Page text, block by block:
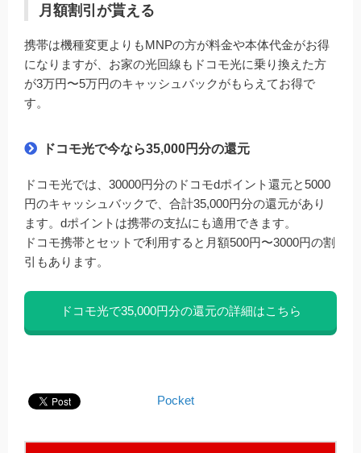
月額割引が貰える
携帯は機種変更よりもMNPの方が料金や本体代金がお得
になりますが、お家の光回線もドコモ光に乗り換えた方
が3万円〜5万円のキャッシュバックがもらえてお得で
す。
ドコモ光で今なら35,000円分の還元
ドコモ光では、30000円分のドコモdポイント還元と5000
円のキャッシュバックで、合計35,000円分の還元があり
ます。dポイントは携帯の支払にも適用できます。
ドコモ携帯とセットで利用すると月額500円〜3000円の割
引もあります。
ドコモ光で35,000円分の還元の詳細はこちら
Pocket